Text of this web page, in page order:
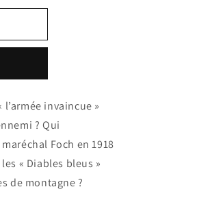
invaincue »
? Qui
Foch en 1918
« Diables bleus »
de montagne ?